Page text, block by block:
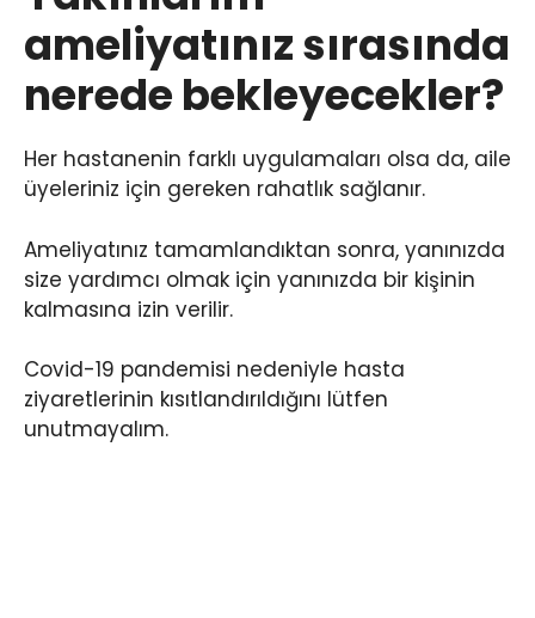
ameliyatınız sırasında
nerede bekleyecekler?
Her hastanenin farklı uygulamaları olsa da, aile
üyeleriniz için gereken rahatlık sağlanır.
Ameliyatınız tamamlandıktan sonra, yanınızda
size yardımcı olmak için yanınızda bir kişinin
kalmasına izin verilir.
Covid-19 pandemisi nedeniyle hasta
ziyaretlerinin kısıtlandırıldığını lütfen
unutmayalım.